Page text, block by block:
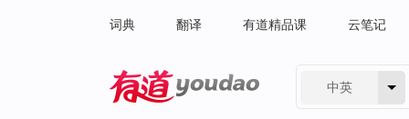
词典 翻译 有道精品课 云笔记
中英